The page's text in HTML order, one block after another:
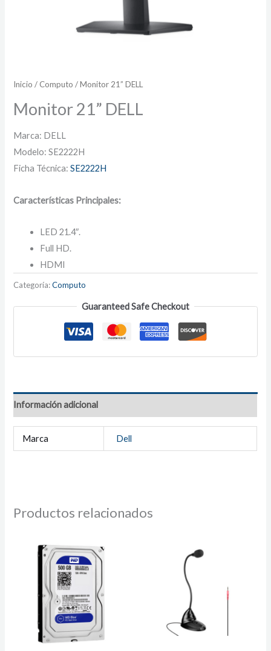
Inicio / Computo / Monitor 21” DELL
Monitor 21” DELL
Marca: DELL
Modelo: SE2222H
Ficha Técnica:SE2222H
Características Principales:
LED 21.4″.
Full HD.
HDMI
Categoría:Computo
Guaranteed Safe Checkout
Información adicional
Marca Dell
Productos relacionados